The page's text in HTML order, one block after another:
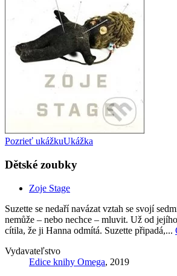
Pozrieť ukážkuUkážka
Dětské zoubky
Zoje Stage
Suzette se nedaří navázat vztah se svojí
nemůže – nebo nechce – mluvit. Už od
cítila, že ji Hanna odmítá. Suzette připadá,...
Vydavateľstvo
Edice knihy Omega, 2019